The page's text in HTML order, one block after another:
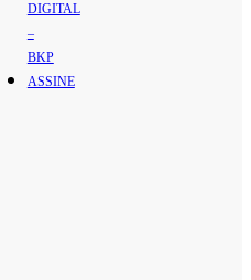
DIGITAL
–
BKP
ASSINE